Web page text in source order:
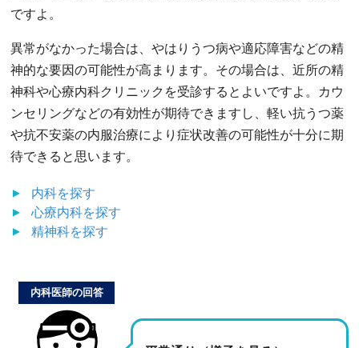
ですよ。
異常がなかった場合は、やはりうつ病や適応障害などの精
神的な要因の可能性が高まります。その場合は、近所の精
神科や心療内科クリニックを受診するとよいですよ。カウ
ンセリングなどの有効性が期待できますし、軽い抗うつ薬
や抗不安薬の内服治療により症状改善の可能性が十分に期
待できると思います。
内科を探す
心療内科を探す
精神科を探す
内科医師の回答